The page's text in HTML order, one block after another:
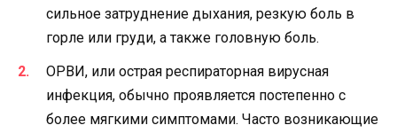
сильное затруднение дыхания, резкую боль в
горле или груди, а также головную боль.
ОРВИ, или острая респираторная вирусная
инфекция, обычно проявляется постепенно с
более мягкими симптомами. Часто возникающие